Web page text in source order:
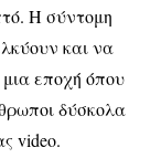
Η σύντομη
και να
εποχή όπου
δύσκολα
video.